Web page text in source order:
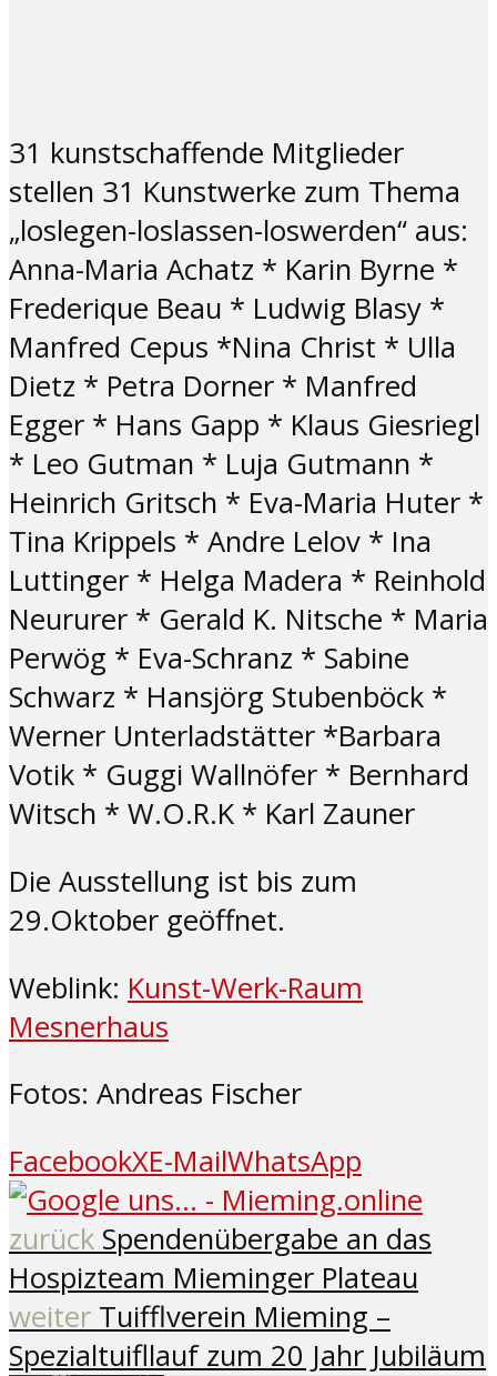
31 kunstschaffende Mitglieder
stellen 31 Kunstwerke zum Thema
„loslegen-loslassen-loswerden“ aus:
Anna-Maria Achatz * Karin Byrne *
Frederique Beau * Ludwig Blasy *
Manfred Cepus *Nina Christ * Ulla
Dietz * Petra Dorner * Manfred
Egger * Hans Gapp * Klaus Giesriegl
* Leo Gutman * Luja Gutmann *
Heinrich Gritsch * Eva-Maria Huter *
Tina Krippels * Andre Lelov * Ina
Luttinger * Helga Madera * Reinhold
Neururer * Gerald K. Nitsche * Maria
Perwög * Eva-Schranz * Sabine
Schwarz * Hansjörg Stubenböck *
Werner Unterladstätter *Barbara
Votik * Guggi Wallnöfer * Bernhard
Witsch * W.O.R.K * Karl Zauner
Die Ausstellung ist bis zum
29.Oktober geöffnet.
Weblink: Kunst-Werk-Raum
Mesnerhaus
Fotos: Andreas Fischer
FacebookXE-MailWhatsApp
zurück Spendenübergabe an das
Hospizteam Mieminger Plateau
weiter Tuifflverein Mieming –
Spezialtuifllauf zum 20 Jahr Jubiläum